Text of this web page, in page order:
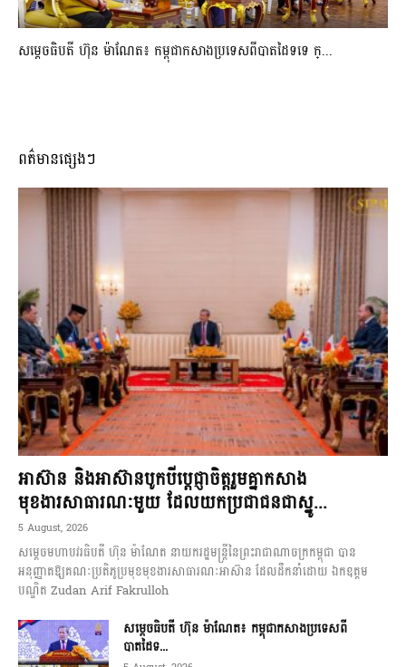
សម្ដេចធិបតី ហ៊ុន ម៉ាណែត៖ កម្ពុជាកសាងប្រទេសពីបាតដៃទទេ ក្...
ពត៌មានផ្សេងៗ
អាស៊ាន និងអាស៊ានបូកបីប្តេជ្ញាចិត្តរួមគ្នាកសាង
មុខងារសាធារណៈមួយ ដែលយកប្រជាជនជាស្នូ...
5 August, 2026
សម្តេចមហាបវរធិបតី ហ៊ុន ម៉ាណែត នាយករដ្ឋមន្ត្រីនៃព្រះរាជាណាចក្រកម្ពុជា បាន
អនុញ្ញាតឱ្យគណៈប្រតិភូប្រមុខមុខងារសាធារណៈអាស៊ាន ដែលដឹកនាំដោយ ឯកឧត្តម
បណ្ឌិត Zudan Arif Fakrulloh
សម្ដេចធិបតី ហ៊ុន ម៉ាណែត៖ កម្ពុជាកសាងប្រទេសពី
បាតដៃទ...